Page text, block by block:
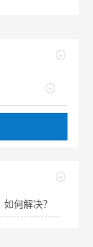
何解决？